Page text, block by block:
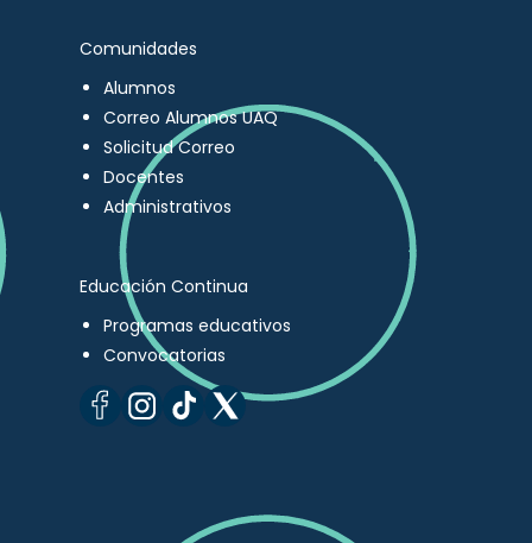
Comunidades
Alumnos
Correo Alumnos UAQ
Solicitud Correo
Docentes
Administrativos
Educación Continua
Programas educativos
Convocatorias